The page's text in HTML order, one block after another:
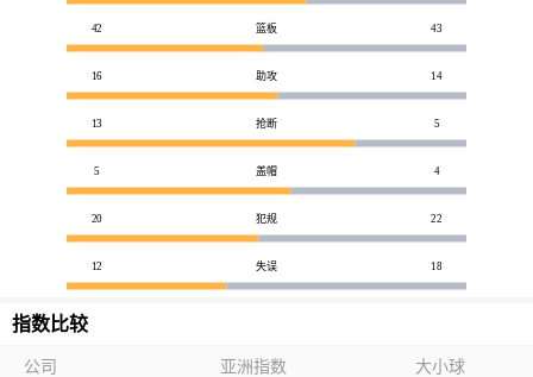
42 篮板 43
16 助攻 14
13 抢断 5
5 盖帽 4
20 犯规 22
12 失误 18
指数比较
公司 亚洲指数 大小球